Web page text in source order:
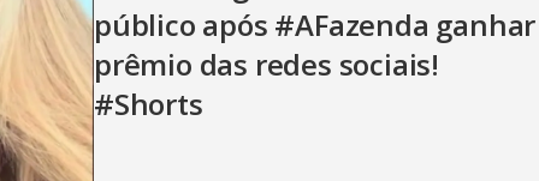
público após #AFazenda ganhar
prêmio das redes sociais!
#Shorts